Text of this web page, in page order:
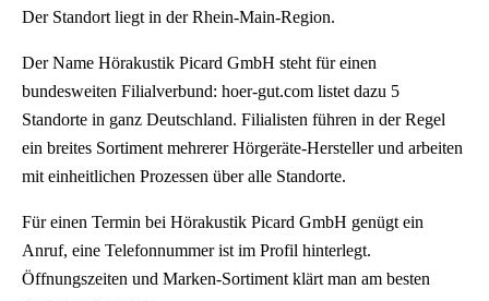
Der Standort liegt in der Rhein-Main-Region.
Der Name Hörakustik Picard GmbH steht für einen
bundesweiten Filialverbund: hoer-gut.com listet dazu 5
Standorte in ganz Deutschland. Filialisten führen in der Regel
ein breites Sortiment mehrerer Hörgeräte-Hersteller und arbeiten
mit einheitlichen Prozessen über alle Standorte.
Für einen Termin bei Hörakustik Picard GmbH genügt ein
Anruf, eine Telefonnummer ist im Profil hinterlegt.
Öffnungszeiten und Marken-Sortiment klärt man am besten